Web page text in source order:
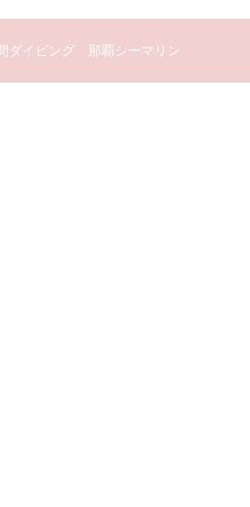
ダイビング 那覇シーマリン